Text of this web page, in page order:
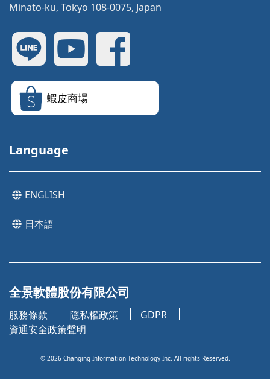
Minato-ku, Tokyo 108-0075, Japan
蝦皮商場
Language
ENGLISH
日本語
全景軟體股份有限公司
服務條款 隱私權政策
GDPR
資通安全政策聲明
© 2026Changing Information Technology Inc. All rights Reserved.